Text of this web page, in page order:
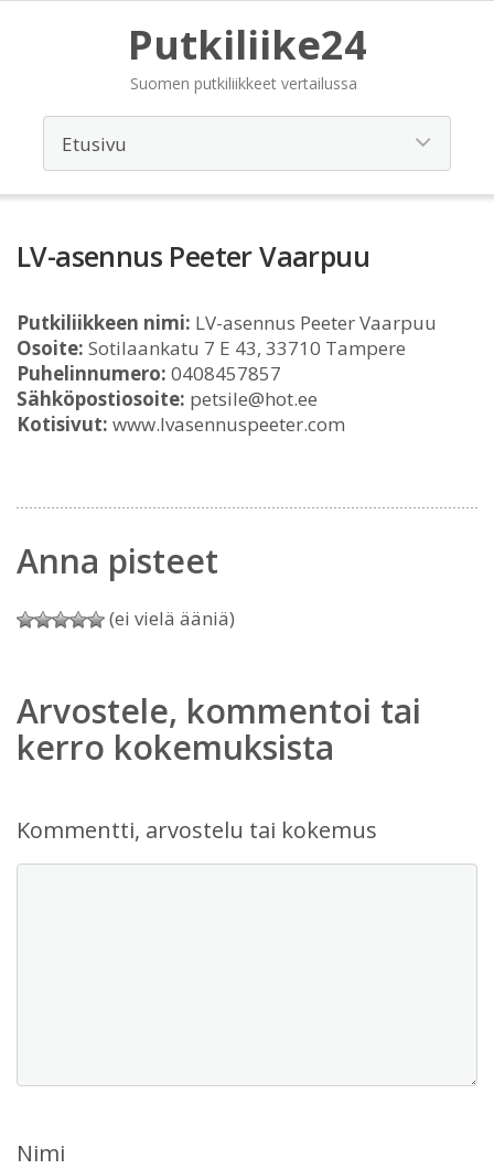
Putkiliike24
Suomen putkiliikkeet vertailussa
LV-asennus Peeter Vaarpuu
Putkiliikkeen nimi: LV-asennus Peeter Vaarpuu
Osoite: Sotilaankatu 7 E 43, 33710 Tampere
Puhelinnumero: 0408457857
Sähköpostiosoite: petsile@hot.ee
Kotisivut: www.lvasennuspeeter.com
Anna pisteet
(ei vielä ääniä)
Arvostele, kommentoi tai
kerro kokemuksista
Kommentti, arvostelu tai kokemus
Nimi